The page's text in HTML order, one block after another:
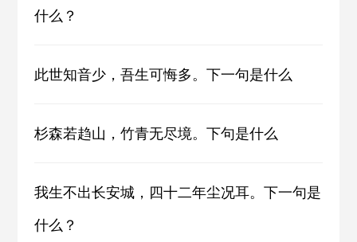
什么？
此世知音少，吾生可悔多。下一句是什么
杉森若趋山，竹青无尽境。下句是什么
我生不出长安城，四十二年尘况耳。下一句是
什么？